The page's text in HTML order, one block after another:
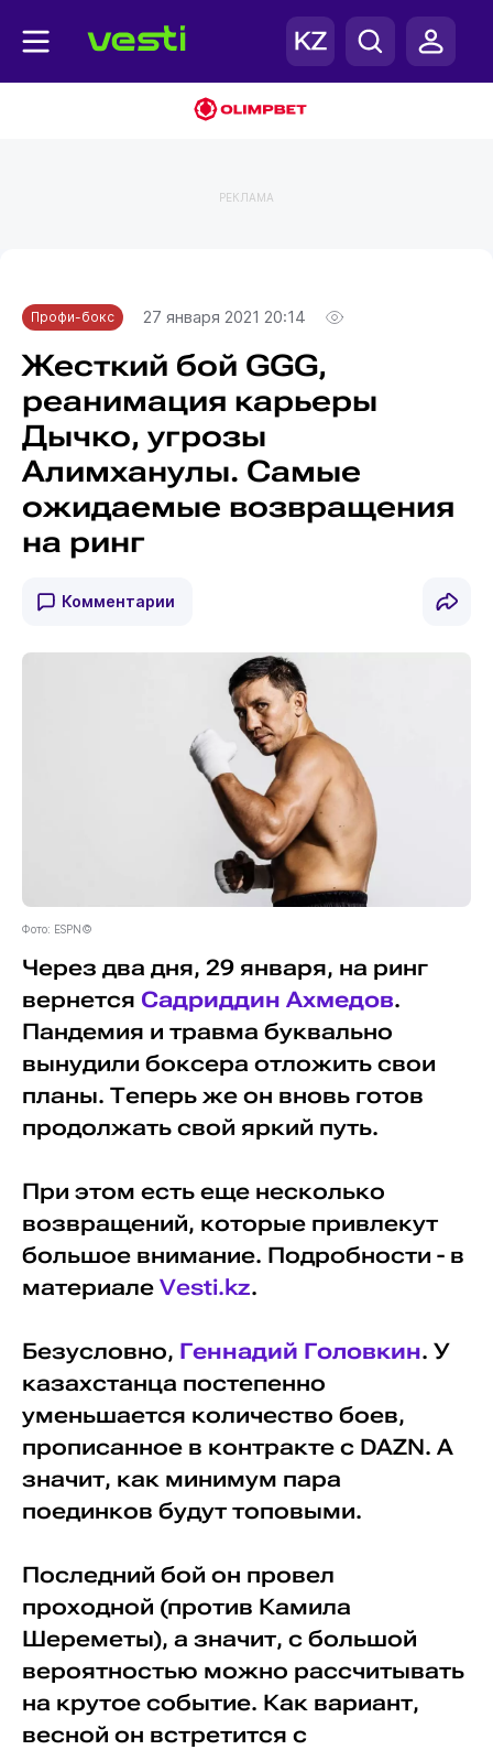
РЕКЛАМА
Профи-бокс 27 января 2021 20:14
Жесткий бой GGG,
реанимация карьеры
Дычко, угрозы
Алимханулы. Самые
ожидаемые возвращения
на ринг
Комментарии
Фото: ESPN©
Через два дня, 29 января, на ринг
вернется Садриддин Ахмедов.
Пандемия и травма буквально
вынудили боксера отложить свои
планы. Теперь же он вновь готов
продолжать свой яркий путь.
При этом есть еще несколько
возвращений, которые привлекут
большое внимание. Подробности - в
материале Vesti.kz.
Безусловно, Геннадий Головкин. У
казахстанца постепенно
уменьшается количество боев,
прописанное в контракте с DAZN. А
значит, как минимум пара
поединков будут топовыми.
Последний бой он провел
проходной (против Камила
Шереметы), а значит, с большой
вероятностью можно рассчитывать
на крутое событие. Как вариант,
весной он встретится с